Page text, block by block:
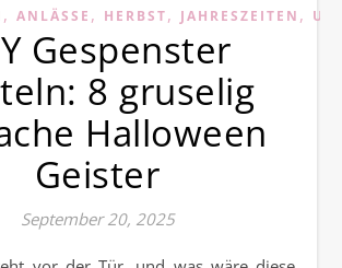
, ANLÄSSE , HERBST, JAHRESZEITEN ,
Gespenster
8 gruselig
Halloween
Geister
September 20, 2025